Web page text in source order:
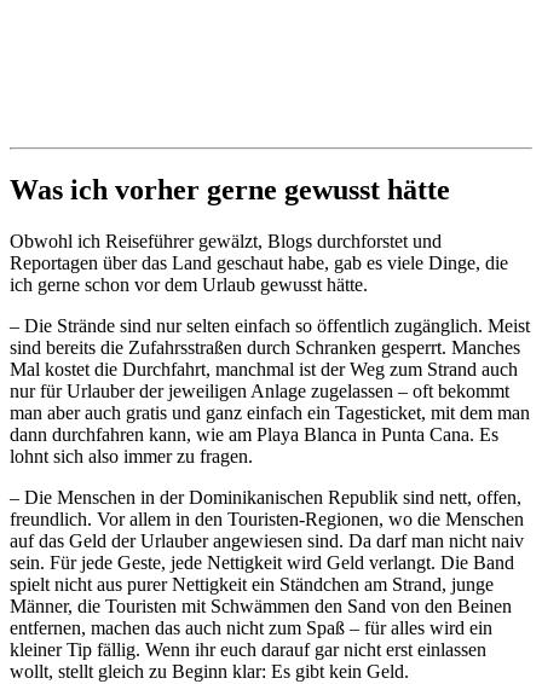
Was ich vorher gerne gewusst hätte
Obwohl ich Reiseführer gewälzt, Blogs durchforstet und
Reportagen über das Land geschaut habe, gab es viele Dinge, die
ich gerne schon vor dem Urlaub gewusst hätte.
– Die Strände sind nur selten einfach so öffentlich zugänglich. Meist
sind bereits die Zufahrsstraßen durch Schranken gesperrt. Manches
Mal kostet die Durchfahrt, manchmal ist der Weg zum Strand auch
nur für Urlauber der jeweiligen Anlage zugelassen – oft bekommt
man aber auch gratis und ganz einfach ein Tagesticket, mit dem man
dann durchfahren kann, wie am Playa Blanca in Punta Cana. Es
lohnt sich also immer zu fragen.
– Die Menschen in der Dominikanischen Republik sind nett, offen,
freundlich. Vor allem in den Touristen-Regionen, wo die Menschen
auf das Geld der Urlauber angewiesen sind. Da darf man nicht naiv
sein. Für jede Geste, jede Nettigkeit wird Geld verlangt. Die Band
spielt nicht aus purer Nettigkeit ein Ständchen am Strand, junge
Männer, die Touristen mit Schwämmen den Sand von den Beinen
entfernen, machen das auch nicht zum Spaß – für alles wird ein
kleiner Tip fällig. Wenn ihr euch darauf gar nicht erst einlassen
wollt, stellt gleich zu Beginn klar: Es gibt kein Geld.